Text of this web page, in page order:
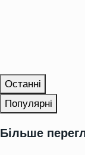
Останні
Популярні
Більше